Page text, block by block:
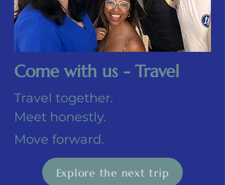
Come with us - Travel
Travel together.
Meet honestly.
Move forward.
Explore the next trip